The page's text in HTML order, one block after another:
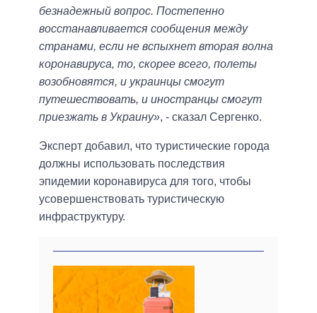
безнадежный вопрос. Постепенно
восстанавливается сообщения между
странами, если не вспыхнет вторая волна
коронавируса, то, скорее всего, полеты
возобновятся, и украинцы смогут
путешествовать, и иностранцы смогут
приезжать в Украину», - сказал Сергенко.
Эксперт добавил, что туристические города
должны использовать последствия
эпидемии коронавируса для того, чтобы
усовершенствовать туристическую
инфраструктуру.